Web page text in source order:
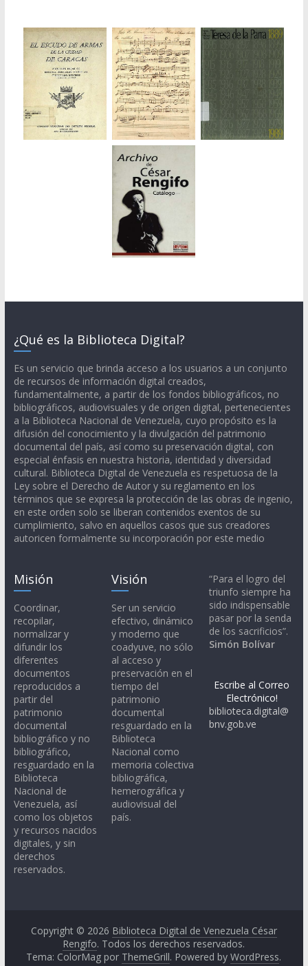
¿Qué es la Biblioteca Digital?
Es un servicio que brinda acceso a los usuarios a un conjunto
de recursos de información digital creados,
fundamentalmente, a partir de los fondos bibliográficos, no
bibliográficos, audiovisuales y de origen digital, pertenecientes
a la Biblioteca Nacional de Venezuela, cuyo propósito es la
difusión del conocimiento y la divulgación del patrimonio
documental del país, así como su preservación digital, con
especial énfasis en nuestra historia, identidad y diversidad
cultural. Biblioteca Digital de Venezuela es respetuosa de la
Ley sobre el Derecho de Autor y su reglamento en los
términos que se expresa la protección de las obras de ingenio,
en este orden solo se liberan contenidos exentos de su
cumplimiento, salvo en aquellos casos que sus creadores
autoricen formalmente su incorporación por este medio
Misión
Coordinar,
recopilar,
normalizar y
difundir los
diferentes
documentos
reproducidos a
partir del
patrimonio
documental
bibliográfico y no
bibliográfico,
resguardado en la
Biblioteca
Nacional de
Venezuela, así
como los objetos
y recursos nacidos
digitales, y sin
derechos
reservados.
Visión
Ser un servicio
efectivo, dinámico
y moderno que
coadyuve, no sólo
al acceso y
preservación en el
tiempo del
patrimonio
documental
resguardado en la
Biblioteca
Nacional como
memoria colectiva
bibliográfica,
hemerográfica y
audiovisual del
país.
“Para el logro del
triunfo siempre ha
sido indispensable
pasar por la senda
de los sacrificios”.
Simón Bolívar
Escribe al Correo
Electrónico!
biblioteca.digital@
bnv.gob.ve
Copyright © 2026 Biblioteca Digital de Venezuela César
Rengifo. Todos los derechos reservados.
Tema: ColorMag por ThemeGrill. Powered byWordPress.